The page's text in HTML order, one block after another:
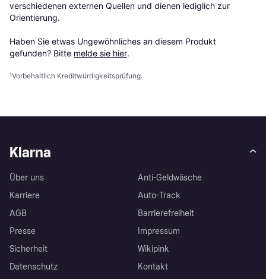
verschiedenen externen Quellen und dienen lediglich zur
Orientierung.
Haben Sie etwas Ungewöhnliches an diesem Produkt
gefunden? Bitte melde sie hier.
¹Vorbehaltlich Kreditwürdigkeitsprüfung.
Klarna
Über uns
Karriere
AGB
Presse
Sicherheit
Datenschutz
Anti-Geldwäsche
Auto-Track
Barrierefreiheit
Impressum
Wikipink
Kontakt